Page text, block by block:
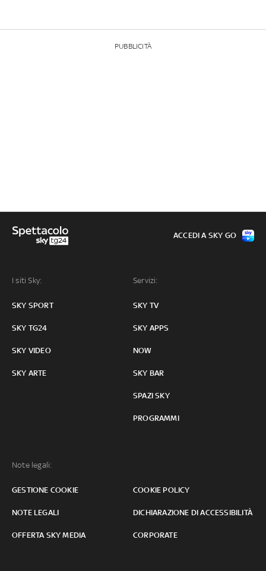
PUBBLICITÀ
I siti Sky:
SKY SPORT
SKY TG24
SKY VIDEO
SKY ARTE
Servizi:
SKY TV
SKY APPS
NOW
SKY BAR
SPAZI SKY
PROGRAMMI
Note legali:
GESTIONE COOKIE COOKIE POLICY
NOTE LEGALI DICHIARAZIONE DI ACCESSIBILITÀ
OFFERTA SKY MEDIA CORPORATE
ACCEDI A SKY GO